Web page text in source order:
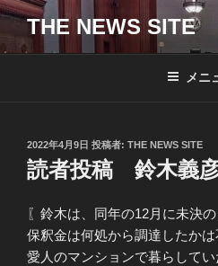
コ
テ
THE NEWS SITE
メニ
投
稿
日:
2022年4月9日 投稿者: THE NEWS SITE
読者投稿 鈴木義
〖鈴木は、同年の12月に未決
保釈金は何処から調達したかは
愛人のマンションで暮らして